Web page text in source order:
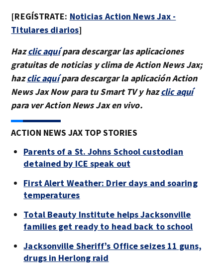
[REGÍSTRATE: Noticias Action News Jax -
Titulares diarios]
Hazclic aquípara descargar las aplicaciones
gratuitas de noticias y clima de Action News Jax;
hazclic aquípara descargar la aplicación Action
News Jax Now para tu Smart TV y hazclic aquí
para ver Action News Jax en vivo.
ACTION NEWS JAX TOP STORIES
Parents of a St. Johns School custodian
detained by ICE speak out
First Alert Weather: Drier days and soaring
temperatures
Total Beauty Institute helps Jacksonville
families get ready to head back to school
Jacksonville Sheriff’s Office seizes 11 guns,
drugs in Herlong raid